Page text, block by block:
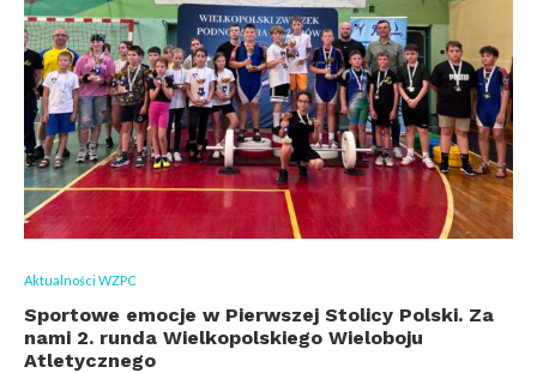
Aktualności WZPC
Sportowe emocje w Pierwszej Stolicy Polski. Za
nami 2. runda Wielkopolskiego Wieloboju
Atletycznego